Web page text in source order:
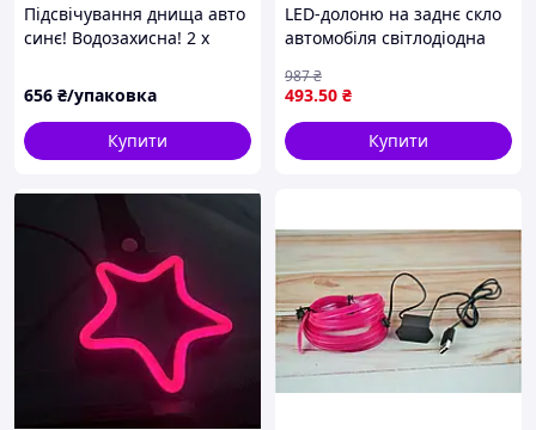
Підсвічування днища авто
синє! Водозахисна! 2 х
656 ₴/упаковка
Купити
LED-долоню на заднє скло
автомобіля світлодіодна
оформлення та вираження
емоцій
493.50 ₴
987₴
Купити